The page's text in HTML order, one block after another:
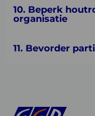
10. Beperk
organisatie
11. Bevorder